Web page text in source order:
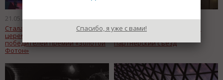
21.05.2019
Стала известна дата
церемонии награждения
победителей премии «Золотой
Фотон»
15.05.2019
Компания Металл Профиль
партнерский съезд
Спасибо, я уже с вами!